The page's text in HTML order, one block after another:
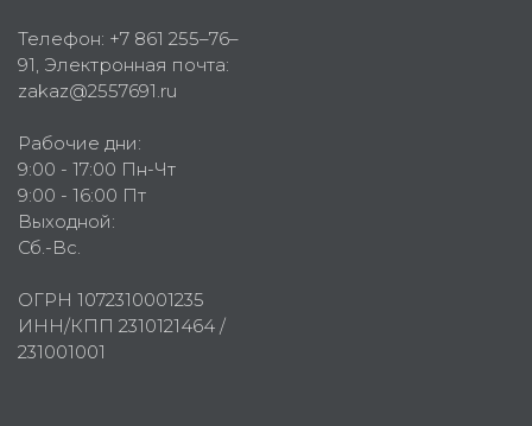
Телефон: +7 861 255–76–
91, Электронная почта:
zakaz@2557691.ru
Рабочие дни:
9:00 - 17:00 Пн-Чт
9:00 - 16:00 Пт
Выходной:
Сб.-Вс.
ОГРН 1072310001235
ИНН/КПП 2310121464 /
231001001